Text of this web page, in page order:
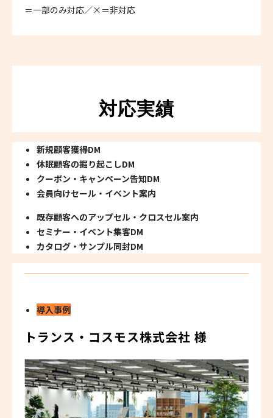
＝一部のみ対応／×＝非対応
対応実績
新規顧客獲得DM
休眠顧客の掘り起こしDM
クーポン・キャンペーン告知DM
会員向けセール・イベント案内
既存顧客へのアップセル・クロスセル案内
セミナー・イベント集客DM
カタログ・サンプル同封DM
導入事例
トランス・コスモス株式会社 様